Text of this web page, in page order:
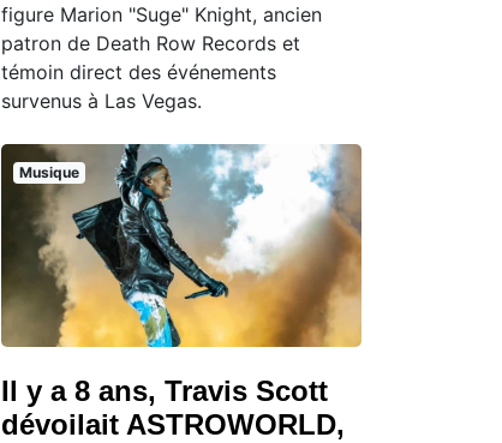
figure Marion "Suge" Knight, ancien
patron de Death Row Records et
témoin direct des événements
survenus à Las Vegas.
Musique
Il y a 8 ans, Travis Scott
dévoilait ASTROWORLD,